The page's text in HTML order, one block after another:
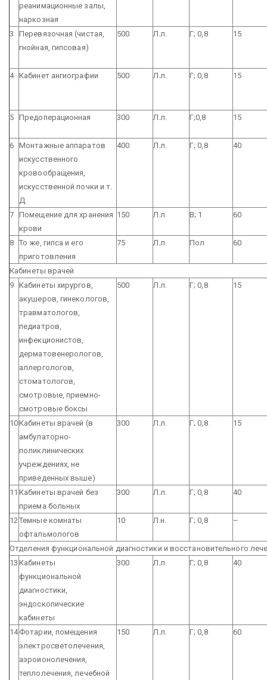
реанимационные залы,
наркозная
3
Перевязочная (чистая,
гнойная, гипсовая)
500 Л.л. Г; 0,8 15
4 Кабинет ангиографии 500 Л.л. Г; 0,8 15
5 Предоперационная 300 Л.л. Г;0,8 15
6 Монтажные аппаратов
искусственного
кровообращения,
искусственной почки и т.
Д.
400 Л.л. Г; 0,8 40
7 Помещение для хранения
крови
150 Л.л. В; 1 60
8 То же, гипса и его
приготовления
75 Л.л. Пол 60
Кабинеты врачей
9 Кабинеты хирургов,
акушеров, гинекологов,
травматологов,
педиатров,
инфекционистов,
дерматовенерологов,
аллергологов,
стоматологов,
смотровые, приемно-
смотровые боксы
500 Л.л. Г; 0,8 15
10Кабинеты врачей (в
амбулаторно-
поликлинических
учреждениях, не
приведенных выше)
300 Л.л. Г; 0,8 15
11 Кабинеты врачей без
приема больных
300 Л.л. Г; 0,8 40
12 Темные комнаты
офтальмологов
10 Л.н. Г; 0,8 –
Отделения функциональной диагностики и восстановительного
13 Кабинеты
функциональной
диагностики,
эндоскопические
кабинеты
300 Л.л. Г; 0,8 40
14Фотарии, помещения
электросветолечения,
аэроионолечения,
теплолечения, лечебной
150 Л.л. Г; 0,8 60